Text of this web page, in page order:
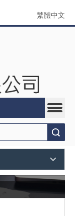
繁體中文